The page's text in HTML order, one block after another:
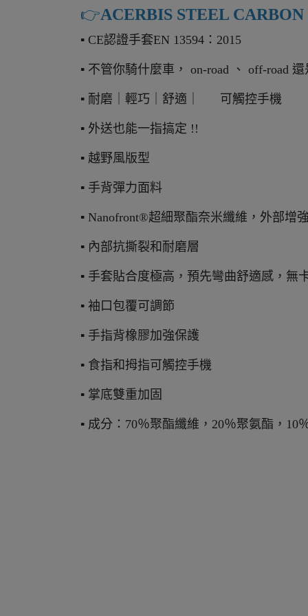
👉️ACERBIS STEEL
▪ CE認證手套EN 13594：2015
▪ 不管你騎什麼車， on-road 、 off-road
▪ 耐磨｜輕巧｜舒適｜ 可觸控手機
▪ 外送也能一指搞定 !!
▪ 越野風版型
▪ 手背彈力面料
▪ Nanofront®超細聚酯奈米纖維，外部增
▪ 內部抗撕裂和耐磨層
▪ 手套貼合度極高，預先彎曲舒適感，無
▪ 袖口包覆可調節
▪ 手指背橡膠加強保護
▪ 食指和拇指可觸控手機
▪ 掌底雙重加固
▪ 成分：70％聚酯纖維，20％聚氨酯，10